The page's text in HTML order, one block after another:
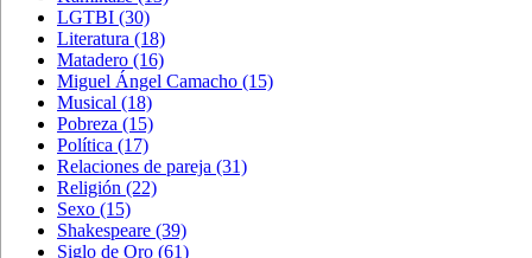
LGTBI (30)
Literatura (18)
Matadero (16)
Miguel Ángel Camacho (15)
Musical (18)
Pobreza (15)
Política (17)
Relaciones de pareja (31)
Religión (22)
Sexo (15)
Shakespeare (39)
Siglo de Oro (61)